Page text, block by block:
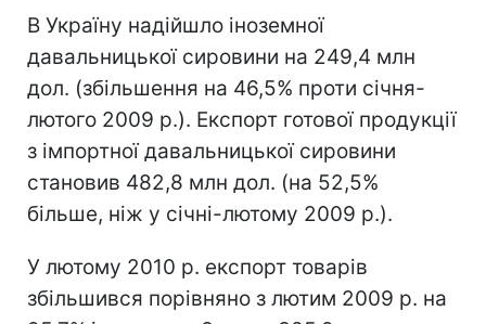
В Україну надійшло іноземної
давальницької сировини на 249,4 млн
дол. (збільшення на 46,5% проти січня-
лютого 2009 р.). Експорт готової продукції
з імпортної давальницької сировини
становив 482,8 млн дол. (на 52,5%
більше, ніж у січні-лютому 2009 р.).
У лютому 2010 р. експорт товарів
збільшився порівняно з лютим 2009 р. на